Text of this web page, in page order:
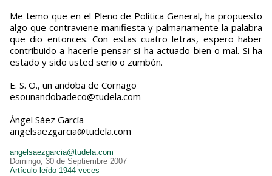
Me temo que en el Pleno de Política General, ha propuesto
algo que contraviene manifiesta y palmariamente la palabra
que dio entonces. Con estas cuatro letras, espero haber
contribuido a hacerle pensar si ha actuado bien o mal. Si ha
estado y sido usted serio o zumbón.
E. S. O., un andoba de Cornago
esounandobadeco@tudela.com
Ángel Sáez García
angelsaezgarcia@tudela.com
angelsaezgarcia@tudela.com
Domingo, 30 de Septiembre 2007
Artículo leído 1944 veces